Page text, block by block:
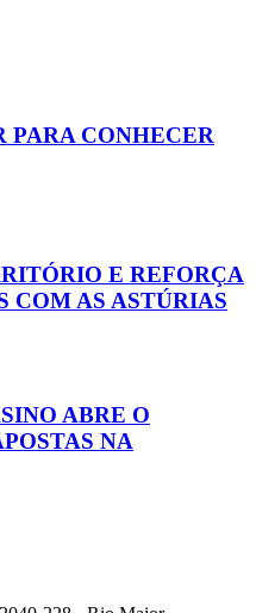
PARA CONHECER
E REFORÇA
COM AS ASTÚRIAS
ABRE O
NA